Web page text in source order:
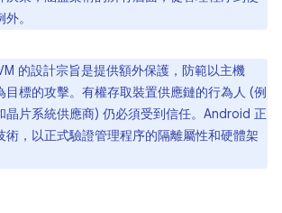
。
的設計宗旨是提供額外保護，防範以主機
標的攻擊。有權存取裝置供應鏈的行為人 (例
晶片系統供應商) 仍必須受到信任。Android 正
術，以正式驗證管理程序的隔離屬性和硬體架